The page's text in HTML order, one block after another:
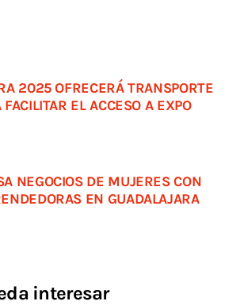
2025 OFRECERÁ TRANSPORTE
EL ACCESO A EXPO
NEGOCIOS DE MUJERES CON
EN GUADALAJARA
interesar